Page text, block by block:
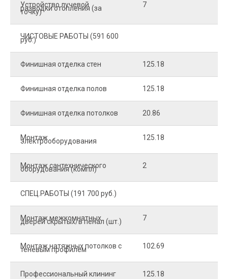
Устройство лучевой
разводки отопления (за
точку)
7
ЧИСТОВЫЕ РАБОТЫ (591 600
руб.)
Финишная отделка стен 125.18
Финишная отделка полов 125.18
Финишная отделка потолков 20.86
Монтаж
электрооборудования 125.18
Монтаж сантехнического
оборудования (компл) 2
СПЕЦ.РАБОТЫ (191 700 руб.)
Монтаж межкомнатных
дверей скрытых/в пенал (шт.) 7
Монтаж натяжных потолков с
теневым профилем 102.69
Профессиональный клининг 125.18